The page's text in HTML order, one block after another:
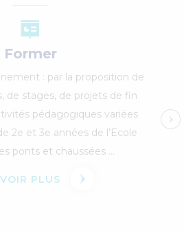
Former
: par la proposition de
de stages, de projets de fin
pédagogiques variées
2e et 3e années de l’Ecole
ponts et chaussées ...
VOIR PLUS